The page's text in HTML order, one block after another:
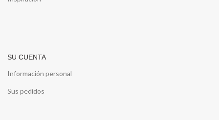
SU CUENTA
Información personal
Sus pedidos